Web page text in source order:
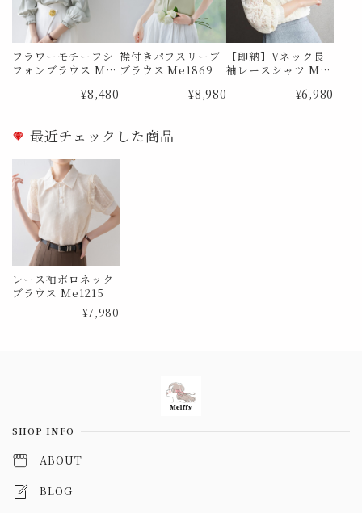
フラワーモチーフシ
フォンブラウス Me
¥8,480
襟付きパフスリーブ
ブラウス Me1869
¥8,980
【即納】Vネック長
袖レースシャツ Me
¥6,980
最近チェックした商品
レース袖ポロネック
ブラウス Me1215
¥7,980
SHOP INFO
ABOUT
BLOG